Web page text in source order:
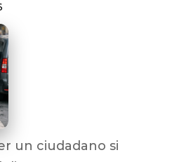
un ciudadano si